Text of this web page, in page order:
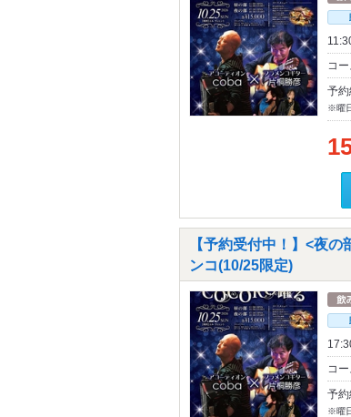
コ
予
※曜
【予約受付中！】<夜
ンコ(10/25限定)
コ
予
※曜